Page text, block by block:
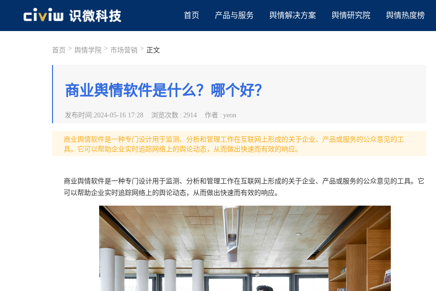
首页 产品与服务 舆情解决方案 舆情研究院 舆情热度榜
首页 > 舆情学院 > 市场营销 > 正文
商业舆情软件是什么？哪个好？
发布时间 :2024-05-16 17:28 浏览次数 : 2914 作者 : yeon
商业舆情软件是一种专门设计用于监测、分析和管理工作在互联网上形成的关于企业、产品或服务的公众意见的工
具。它可以帮助企业实时追踪网络上的舆论动态，从而做出快速而有效的响应。
商业舆情软件是一种专门设计用于监测、分析和管理工作在互联网上形成的关于企业、产品或服务的公众意见的工具。它
可以帮助企业实时追踪网络上的舆论动态，从而做出快速而有效的响应。